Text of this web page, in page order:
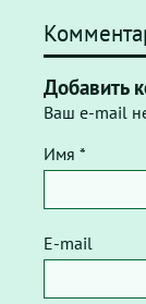
Добавить
Ваш e-mail
Имя *
E-mail